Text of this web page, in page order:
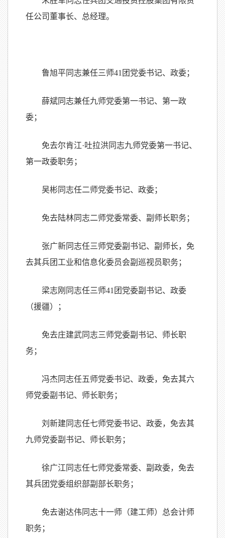
任公司董事长、总经理。
鲁旭平同志兼任三师41团党委书记、政委；
薛斌同志兼任九师党委第一书记、第一政
委；
免去尔肯江·吐拉洪同志九师党委第一书记、
第一政委职务；
吴彬同志任二师党委书记、政委；
免去陆林同志二师党委常委、副师长职务；
张广新同志任三师党委副书记、副师长，免
去其兵团工业和信息化委员会副巡视员职务；
梁志刚同志任三师41团党委副书记、政委
（援疆）；
免去庄建武同志三师党委副书记、师长职
务；
冯杰同志任五师党委书记、政委，免去其六
师党委副书记、师长职务；
刘新建同志任七师党委书记、政委，免去其
九师党委副书记、师长职务；
徐广江同志任七师党委常委、副政委，免去
其兵团党委组织部副部长职务；
免去谢达伟同志十一师（建工师）总会计师
职务；